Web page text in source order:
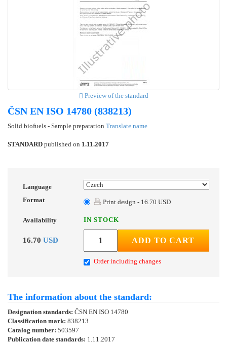
Preview of the standard
ČSN EN ISO 14780 (838213)
Solid biofuels - Sample preparation Translate name
STANDARD published on 1.11.2017
Language
Format
Print design - 16.70 USD
Availability IN STOCK
16.70 USD ADD TO CART
Order including changes
The information about the standard:
Designation standards: ČSN EN ISO 14780
Classification mark: 838213
Catalog number: 503597
Publication date standards: 1.11.2017